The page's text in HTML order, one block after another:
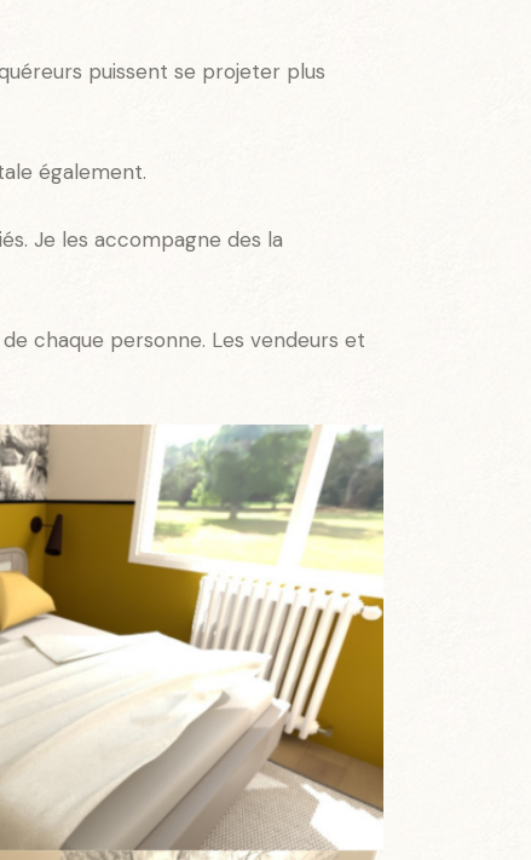
puissent se projeter plus
également.
Je les accompagne des la
chaque personne. Les vendeurs et